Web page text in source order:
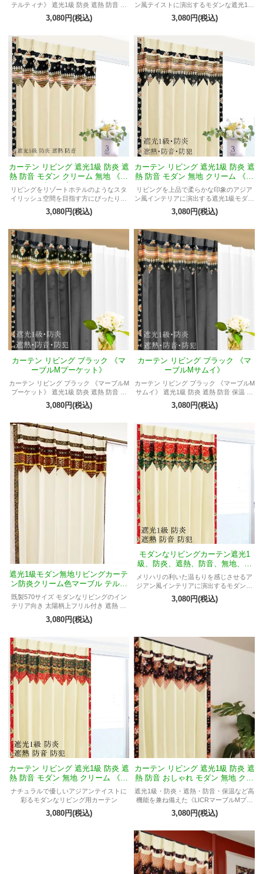
テルティナ》 遮光1級 防炎 遮熱 防音 保
温 防犯 無地 プライバシー保護 シンプル
モダン おしゃれ アジアン バリ プライベ
ト アーバン インテリア
3,080円(税込)
ン風テイストに演出するモダンな遮光1級
リビングカーテン
3,080円(税込)
カーテン リビング 遮光1級 防炎 遮
熱 防音 モダン クリーム 無地 《マ
ーブルMプーケット》
リビングをリゾートホテルのようなスタ
イリッシュ空間を目指す方にぴったりの
カーテン
3,080円(税込)
カーテン リビング 遮光1級 防炎 遮
熱 防音 モダン 無地 クリーム 《マ
ーブルMサムイ》
リビングを上品で柔らかな印象のアジア
ン風インテリアに演出する遮光1級モダン
カーテン
3,080円(税込)
カーテン リビング ブラック 《マ
ーブルMプーケット》
カーテン リビング ブラック 《マーブルM
プーケット》 遮光1級 防炎 遮熱 防音 保
温 防犯 無地 プライバシー保護 シンプル
モダン おしゃれ アジアン バリ プライベ
ト アーバン インテリア
3,080円(税込)
カーテン リビング ブラック 《マ
ーブルMサムイ》
カーテン リビング ブラック 《マーブルM
サムイ》 遮光1級 防炎 遮熱 防音 保温 防
犯 無地 プライバシー保護 シンプル モダ
ン おしゃれ アジアン バリ プライベート
ーバン インテリア
3,080円(税込)
遮光1級モダン無地リビングカーテ
ン防炎クリーム色マーブル テルテ
ィナ
既製570サイズ モダンなリビングのイン
テリア向き 太陽柄上フリル付き 遮熱 防
音 保温 無地
3,080円(税込)
モダンなリビングカーテン遮光1
級、防炎、遮熱、防音、無地、ク
リーム色 《マーブルMアラベス
ク》
メリハリの利いた温もりを感じさせるア
ジアン風インテリアに演出するモダン遮
光1級リビングカーテン
3,080円(税込)
カーテン リビング 遮光1級 防炎 遮
熱 防音 モダン 無地 クリーム 《マ
ーブルMドバイ》
ナチュラルで優しいアジアンテイストに
彩るモダンなリビング用カーテン
3,080円(税込)
カーテン リビング 遮光1級 防炎 遮
熱 防音 おしゃれ モダン 無地 クリ
ーム 《LICRマーブルMプリンセ
ス》
遮光1級・防炎・遮熱・防音・保温など高
機能を兼ね備えた《LICRマーブルMプリ
ンセス》。無地のクリーム色に赤いハイ
ビスカス柄フリルを施したおしゃれなリ
間を演出します。
3,080円(税込)